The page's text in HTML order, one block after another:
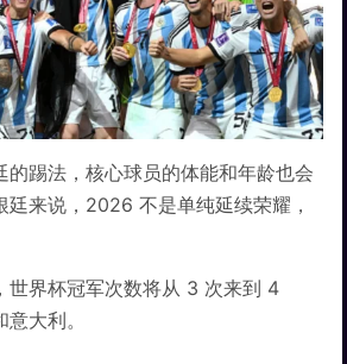
的踢法，核心球员的体能和年龄也会
廷来说，2026 不是单纯延续荣耀，
世界杯冠军次数将从 3 次来到 4
大利。